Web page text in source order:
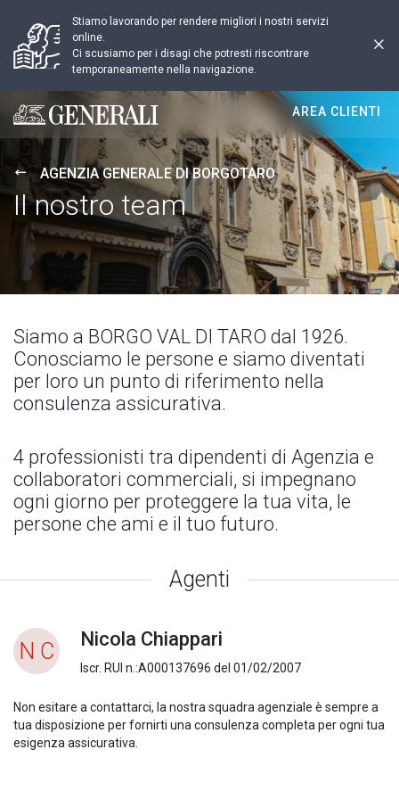
Stiamo lavorando per rendere migliori i nostri servizi
online.
Ci scusiamo per i disagi che potresti riscontrare
temporaneamente nella navigazione.
Generali logo
AREA CLIENTI
AGENZIA GENERALE DI BORGOTARO
Il nostro team
Siamo a BORGO VAL DI TARO dal 1926.
Conosciamo le persone e siamo diventati
per loro un punto di riferimento nella
consulenza assicurativa.
4 professionisti tra dipendenti di Agenzia e
collaboratori commerciali, si impegnano
ogni giorno per proteggere la tua vita, le
persone che ami e il tuo futuro.
Agenti
N C Nicola Chiappari
Iscr. RUI n.:A000137696 del 01/02/2007
Non esitare a contattarci, la nostra squadra agenziale è sempre a
tua disposizione per fornirti una consulenza completa per ogni tua
esigenza assicurativa.